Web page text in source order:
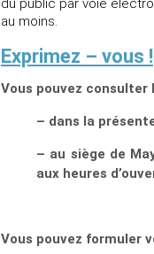
du public par voie
au moins.
Exprimez – vous !
Vous pouvez consulter
– dans la
– au siège de
aux heures
Vous pouvez formuler